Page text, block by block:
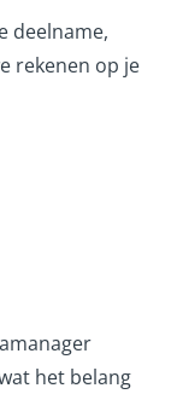
deelname,
rekenen op je
het belang